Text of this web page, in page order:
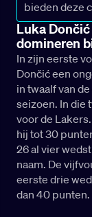
bieden deze
Luka
domineren
In zijn eerste
Dončić een
in twaalf van
seizoen. In die
voor de
hij tot 30
26 al vier
naam. De
eerste drie
dan 40 punten.